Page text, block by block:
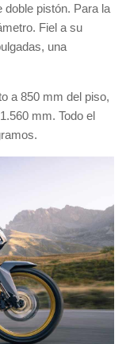
doble pistón. Para la
Fiel a su
, una
a 850 mm del piso,
mm. Todo el
.